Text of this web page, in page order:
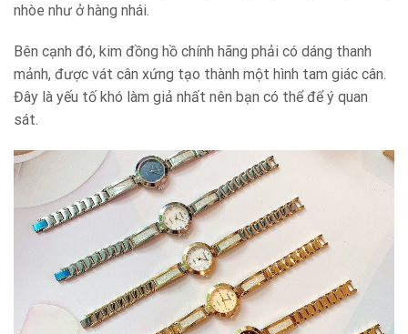
nhòe như ở hàng nhái.
Bên cạnh đó, kim đồng hồ chính hãng phải có dáng thanh
mảnh, được vát cân xứng tạo thành một hình tam giác cân.
Đây là yếu tố khó làm giả nhất nên bạn có thể để ý quan
sát.